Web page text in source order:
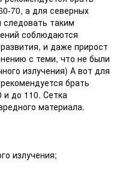
70, а для северных
следовать таким
соблюдаются
и даже прирост
с теми, что не были
излучения) А вот для
брать
и до 110. Сетка
материала.
излучения;